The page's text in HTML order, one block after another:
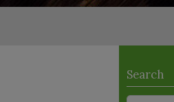
Search